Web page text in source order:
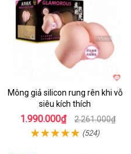
Mông giả silicon rung rên khi vỗ
siêu kích thích
1.990.000₫ 2.261.000₫
(524)